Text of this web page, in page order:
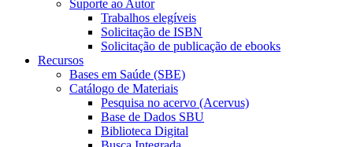
Suporte ao Autor
Trabalhos elegíveis
Solicitação de ISBN
Solicitação de publicação de ebooks
Recursos
Bases em Saúde (SBE)
Catálogo de Materiais
Pesquisa no acervo (Acervus)
Base de Dados SBU
Biblioteca Digital